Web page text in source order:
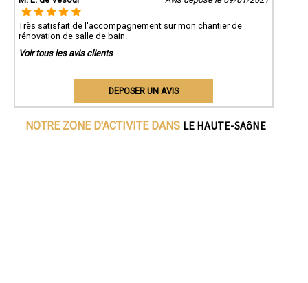
Très satisfait de l'accompagnement sur mon chantier de
rénovation de salle de bain.
Voir tous les avis clients
DEPOSER UN AVIS
NOTRE ZONE D'ACTIVITE DANS LE HAUTE-SAôNE